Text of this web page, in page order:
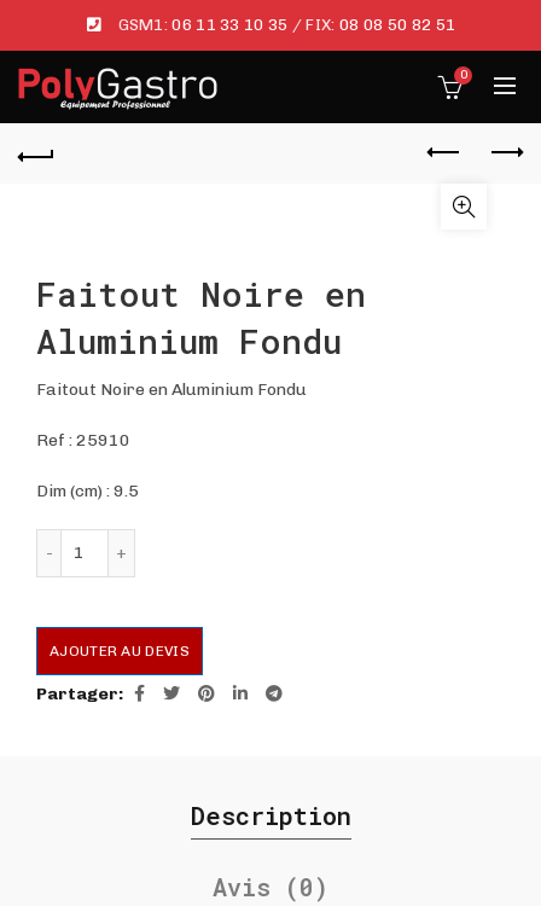
GSM1:06 11 33 10 35 / FIX: 08 08 50 82 51
0
Faitout Noire en
Aluminium Fondu
Faitout Noire en Aluminium Fondu
Ref :25910
Dim (cm) : 9.5
AJOUTER AU DEVIS
Partager
Description
Avis (0)